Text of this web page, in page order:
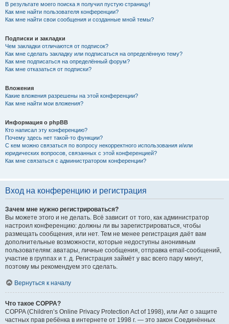
В результате моего поиска я получил пустую страницу!
Как мне найти пользователя конференции?
Как мне найти свои сообщения и созданные мной темы?
Подписки и закладки
Чем закладки отличаются от подписок?
Как мне сделать закладку или подписаться на определённую тему?
Как мне подписаться на определённый форум?
Как мне отказаться от подписки?
Вложения
Какие вложения разрешены на этой конференции?
Как мне найти мои вложения?
Информация о phpBB
Кто написал эту конференцию?
Почему здесь нет такой-то функции?
С кем можно связаться по вопросу некорректного использования и/или
юридических вопросов, связанных с этой конференцией?
Как мне связаться с администратором конференции?
Вход на конференцию и регистрация
Зачем мне нужно регистрироваться?
Вы можете этого и не делать. Всё зависит от того, как администратор
настроил конференцию: должны ли вы зарегистрироваться, чтобы
размещать сообщения, или нет. Тем не менее регистрация даёт вам
дополнительные возможности, которые недоступны анонимным
пользователям: аватары, личные сообщения, отправка email-сообщений,
участие в группах и т. д. Регистрация займёт у вас всего пару минут,
поэтому мы рекомендуем это сделать.
Вернуться к началу
Что такое COPPA?
COPPA (Children’s Online Privacy Protection Act of 1998), или Акт о защите
частных прав ребёнка в интернете от 1998 г. — это закон Соединённых